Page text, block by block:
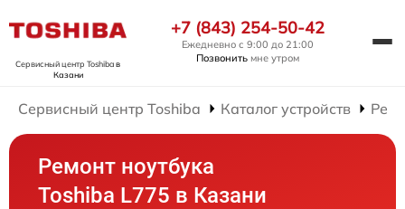
Сервисный центр Toshibaв
Казани
+7 (843) 254-50-42
Ежедневно с 9:00 до 21:00
Позвонить мне утром
Сервисный центр Toshiba Каталог устройств
Ремонт ноутбука
Toshiba L775 в Казани